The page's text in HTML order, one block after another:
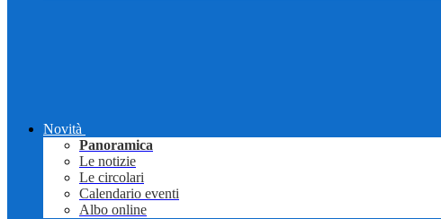
Novità
Panoramica
Le notizie
Le circolari
Calendario eventi
Albo online